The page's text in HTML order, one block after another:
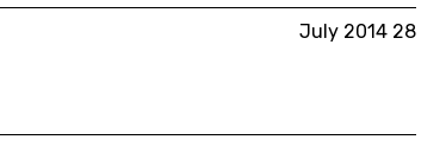
28 July 2014